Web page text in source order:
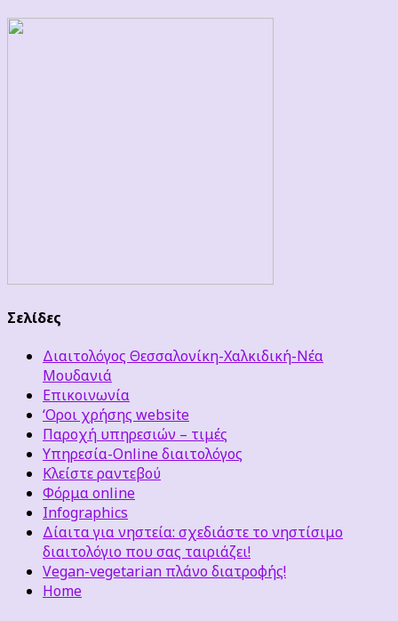
Σελίδες
Διαιτολόγος Θεσσαλονίκη-Χαλκιδική-Νέα
Μουδανιά
Επικοινωνία
‘Οροι χρήσης website
Παροχή υπηρεσιών – τιμές
Υπηρεσία-Online διαιτολόγος
Κλείστε ραντεβού
Φόρμα online
Infographics
Δίαιτα για νηστεία: σχεδιάστε το νηστίσιμο
διαιτολόγιο που σας ταιριάζει!
Vegan-vegetarian πλάνο διατροφής!
Home